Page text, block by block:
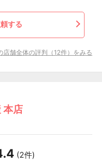
する
店舗全体の評判（12件）をみる
本店
(2件)